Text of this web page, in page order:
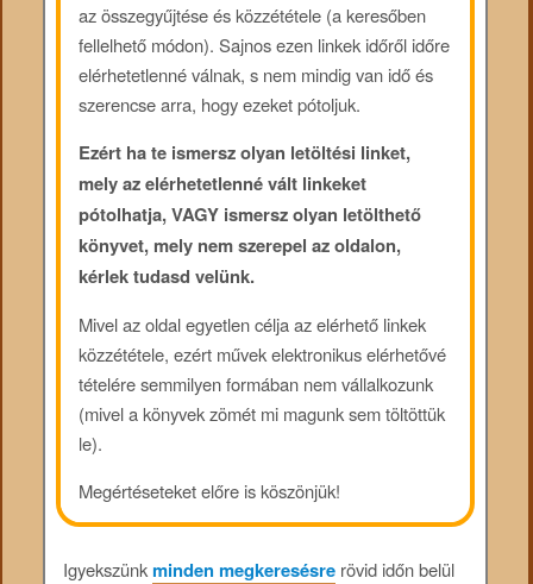
az összegyűjtése és közzététele (a keresőben
fellelhető módon). Sajnos ezen linkek időről időre
elérhetetlenné válnak, s nem mindig van idő és
szerencse arra, hogy ezeket pótoljuk.
Ezért ha te ismersz olyan letöltési linket,
mely az elérhetetlenné vált linkeket
pótolhatja, VAGY ismersz olyan letölthető
könyvet, mely nem szerepel az oldalon,
kérlek tudasd velünk.
Mivel az oldal egyetlen célja az elérhető linkek
közzététele, ezért művek elektronikus elérhetővé
tételére semmilyen formában nem vállalkozunk
(mivel a könyvek zömét mi magunk sem töltöttük
le).
Megértéseteket előre is köszönjük!
Igyekszünkminden megkeresésrerövid időn belül